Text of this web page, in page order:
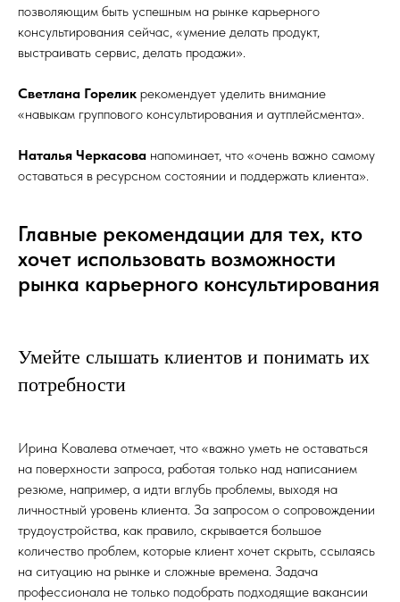
позволяющим быть успешным на рынке карьерного
консультирования сейчас, «умение делать продукт,
выстраивать сервис, делать продажи».
Светлана Горелик рекомендует уделить внимание
«навыкам группового консультирования и аутплейсмента».
Наталья Черкасова напоминает, что «очень важно самому
оставаться в ресурсном состоянии и поддержать клиента».
Главные рекомендации для тех, кто
хочет использовать возможности
рынка карьерного консультирования
Умейте слышать клиентов и понимать их
потребности
Ирина Ковалева отмечает, что «важно уметь не оставаться
на поверхности запроса, работая только над написанием
резюме, например, а идти вглубь проблемы, выходя на
личностный уровень клиента. За запросом о сопровождении
трудоустройства, как правило, скрывается большое
количество проблем, которые клиент хочет скрыть, ссылаясь
на ситуацию на рынке и сложные времена. Задача
профессионала не только подобрать подходящие вакансии